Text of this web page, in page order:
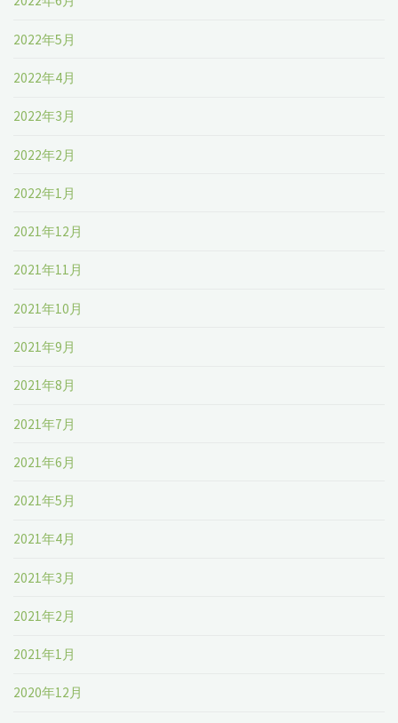
2022年5月
2022年4月
2022年3月
2022年2月
2022年1月
2021年12月
2021年11月
2021年10月
2021年9月
2021年8月
2021年7月
2021年6月
2021年5月
2021年4月
2021年3月
2021年2月
2021年1月
2020年12月